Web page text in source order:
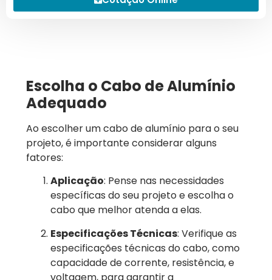
Escolha o Cabo de Alumínio
Adequado
Ao escolher um cabo de alumínio para o seu
projeto, é importante considerar alguns
fatores:
Aplicação: Pense nas necessidades
específicas do seu projeto e escolha o
cabo que melhor atenda a elas.
Especificações Técnicas: Verifique as
especificações técnicas do cabo, como
capacidade de corrente, resistência, e
voltagem, para garantir a